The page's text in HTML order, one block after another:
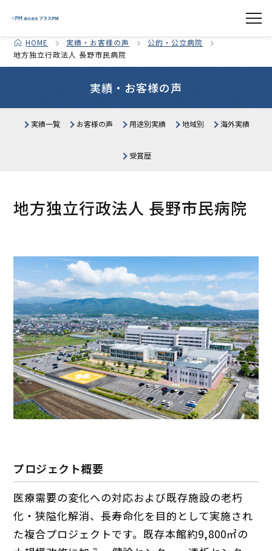
HOME 実績・お客様の声
公的・公立病院
地方独立行政法人 長野市民病院
実績・お客様の声
実績一覧 お客様の声 用途別実績
生産・物流施設 公共施設
地域別
関東 中部
海外実績
受賞歴
地方独立行政法人 長野市民病院
プロジェクト概要
医療需要の変化への対応および既存施設の老朽
化・狭隘化解消、長寿命化を目的として実施され
た複合プロジェクトです。既存本館約9,800㎡の